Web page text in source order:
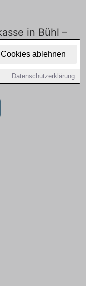
ablehnen
Datenschutzerklärung
in Bühl –
Aktuell
für Ausbildung